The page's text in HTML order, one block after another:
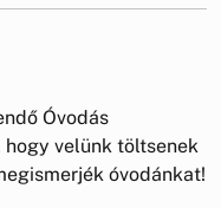
Óvodás
velünk töltsenek
óvodánkat!